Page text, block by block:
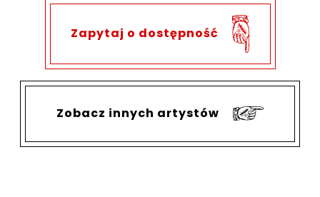
Zapytaj o dostępność
Zobacz innych artystów